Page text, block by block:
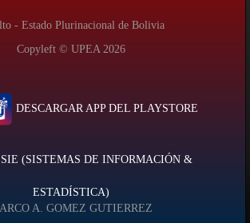
- Estado Plurinacional de Bolivia
Copyleft © UPEA 2026
DESCARGAR APP DEL PLAYSTORE
SIE (SISTEMAS DE INFORMACIÓN &
ESTADÍSTICA)
A. GOMEZ GUTIERREZ